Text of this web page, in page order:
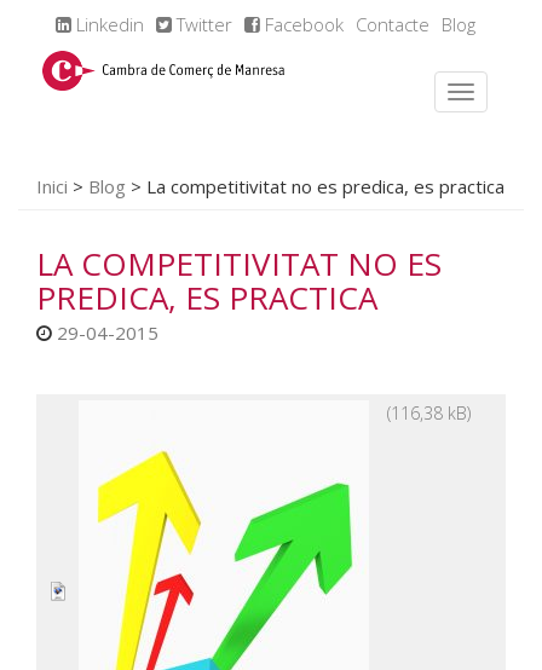
Linkedin Twitter Facebook Contacte Blog
Inici > Blog > La competitivitat no es predica, es practica
LA COMPETITIVITAT NO ES
PREDICA, ES PRACTICA
29-04-2015